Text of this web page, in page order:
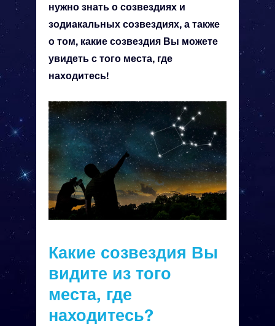
нужно знать о созвездиях и
зодиакальных созвездиях, а также
о том, какие созвездия Вы можете
увидеть с того места, где
находитесь!
Какие созвездия Вы
видите из того
места, где
находитесь?